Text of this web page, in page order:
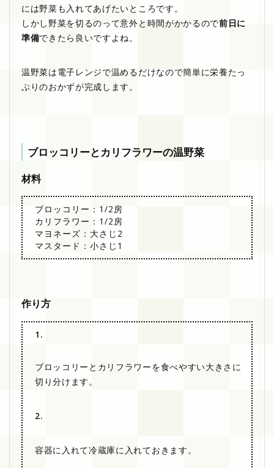
には野菜も入れてあげたいところです。
しかし野菜を切るのって意外と時間がかかるので前日に
準備できたら良いですよね。
温野菜は電子レンジで温めるだけなので簡単に栄養たっ
ぷりのおかずが完成します。
ブロッコリーとカリフラワーの温野菜
材料
ブロッコリー：1/2房
カリフラワー：1/2房
マヨネーズ：大さじ2
マスタード：小さじ1
作り方
1.
ブロッコリーとカリフラワーを食べやすい大きさに
切り分けます。
2.
容器に入れて冷蔵庫に入れておきます。